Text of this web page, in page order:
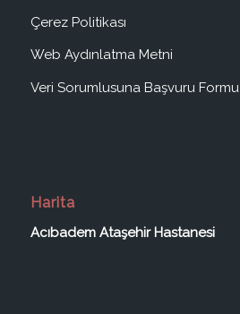
Çerez Politikası
Web Aydınlatma Metni
Veri Sorumlusuna Başvuru Formu
Harita
Acıbadem Ataşehir Hastanesi